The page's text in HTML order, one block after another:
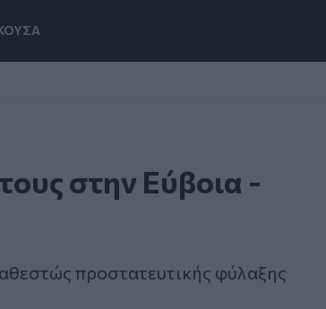
στην Εύβοια -
προστατευτικής φύλαξης